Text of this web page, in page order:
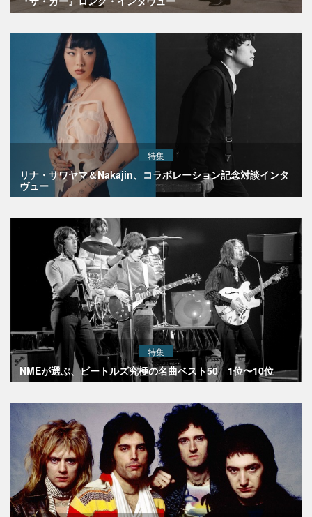
特集
リナ・サワヤマ＆Nakajin、コラボレーション記念対談インタ
ヴュー
特集
NMEが選ぶ、ビートルズ究極の名曲ベスト50 1位〜10位